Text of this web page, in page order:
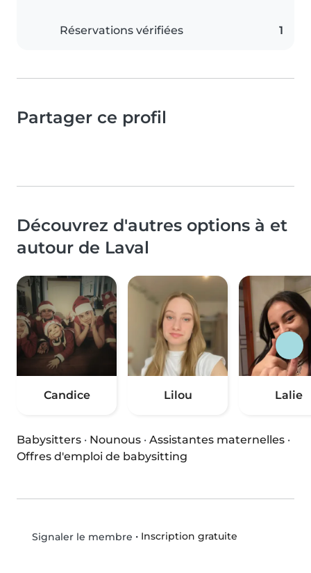
Réservations vérifiées 1
Partager ce profil
Découvrez d'autres options à et
autour de Laval
Candice Lilou Lalie
Babysitters · Nounous · Assistantes maternelles ·
Offres d'emploi de babysitting
Signaler le membre • Inscription gratuite